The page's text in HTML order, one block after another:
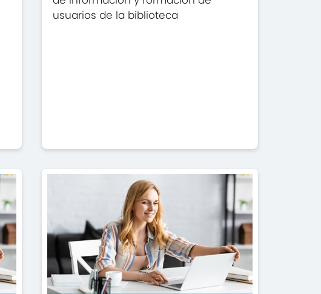
usuarios de la biblioteca